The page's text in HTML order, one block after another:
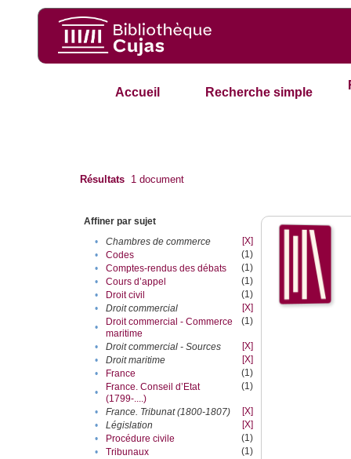
Accueil Recherche simple
Résultats 1 document
Affiner par sujet
•
Chambres de commerce
[X]
•
Codes
(1)
•
Comptes-rendus des débats
(1)
•
Cours d’appel
(1)
•
Droit civil
(1)
•
Droit commercial
[X]
•
Droit commercial - Commerce
maritime
(1)
• Droit commercial - Sources
[X]
•
Droit maritime
[X]
•
France
(1)
•
France. Conseil d’Etat
(1799-....)
(1)
• France. Tribunat (1800-1807)
[X]
•
Législation
[X]
•
Procédure civile
(1)
•
Tribunaux
(1)